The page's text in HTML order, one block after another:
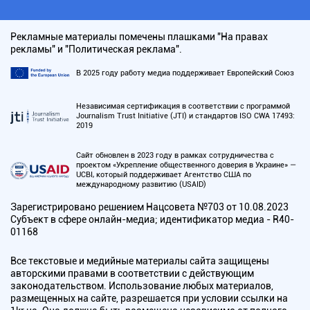
Рекламные материалы помечены плашками "На правах
рекламы" и "Политическая реклама".
В 2025 году работу медиа поддерживает Европейский Союз
Независимая сертификация в соответствии с программой
Journalism Trust Initiative (JTI) и стандартов ISO CWA 17493:
2019
Сайт обновлен в 2023 году в рамках сотрудничества с
проектом «Укрепление общественного доверия в Украине» —
UCBI, который поддерживает Агентство США по
международному развитию (USAID)
Зарегистрировано решением Нацсовета №703 от 10.08.2023
Субъект в сфере онлайн-медиа; идентификатор медиа - R40-
01168
Все текстовые и медийные материалы сайта защищены
авторскими правами в соответствии с действующим
законодательством. Использование любых материалов,
размещенных на сайте, разрешается при условии ссылки на